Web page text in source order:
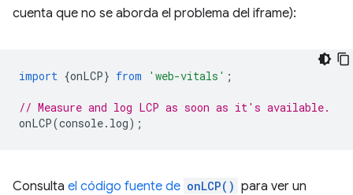
cuenta que no se aborda el problema del iframe):
import {onLCP} from 'web-vitals' ;
// Measure and log LCP as soon as it's available.
onLCP(console. log);
Consulta el código fuente de onLCP() para ver un